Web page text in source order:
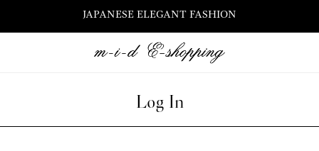
JAPANESE ELEGANT FASHION
Log In